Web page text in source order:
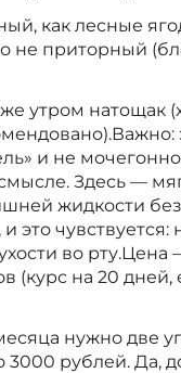
как лесные
не приторный
утром натощак
и не
Здесь —
жидкости
это чувствуется:
во рту.Цена
(курс на 20 дней,
нужно две
3000 рублей. Да,